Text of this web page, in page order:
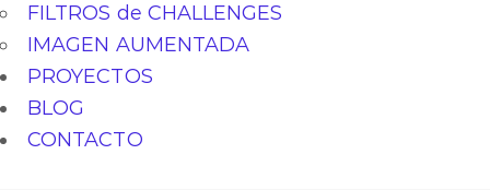
FILTROS de CHALLENGES
IMAGEN AUMENTADA
PROYECTOS
BLOG
CONTACTO